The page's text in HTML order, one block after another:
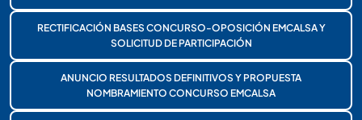
RECTIFICACIÓN BASES CONCURSO-OPOSICIÓN EMCALSA Y
SOLICITUD DE PARTICIPACIÓN
ANUNCIO RESULTADOS DEFINITIVOS Y PROPUESTA
NOMBRAMIENTO CONCURSO EMCALSA